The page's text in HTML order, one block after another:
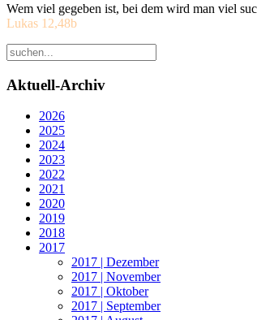
Wem viel gegeben ist, bei dem wird man viel
Lukas 12,48b
Aktuell-Archiv
2026
2025
2024
2023
2022
2021
2020
2019
2018
2017
2017 | Dezember
2017 | November
2017 | Oktober
2017 | September